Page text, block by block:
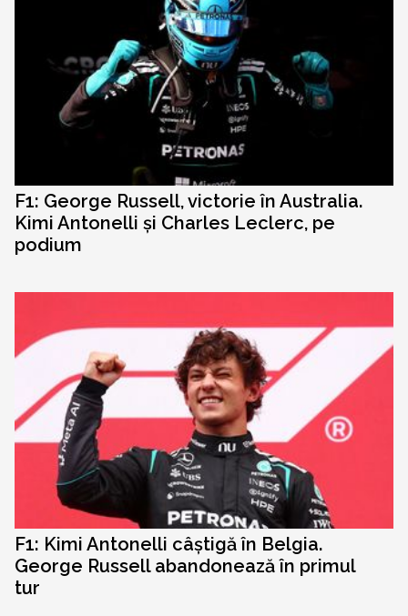
F1: George Russell, victorie în Australia.
Kimi Antonelli și Charles Leclerc, pe
podium
F1: Kimi Antonelli câștigă în Belgia.
George Russell abandonează în primul
tur